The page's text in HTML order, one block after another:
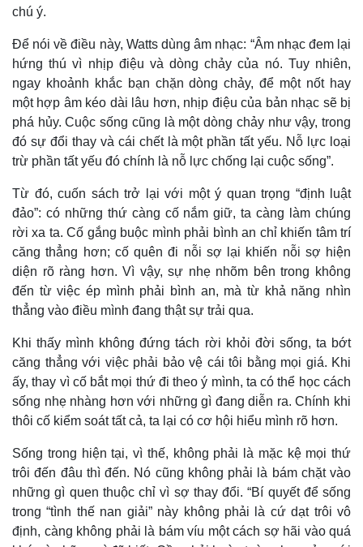
Kinh tế
Bất động sản
Khởi nghiệp
Thị trường
Giá vàng
Tiêu dùng
Tỷ giá
Giá cà phê
chú ý.
Để nói về điều này, Watts dùng âm nhạc: “Âm nhạc đem lại
hứng thú vì nhịp điệu và dòng chảy của nó. Tuy nhiên,
ngay khoảnh khắc bạn chặn dòng chảy, để một nốt hay
một hợp âm kéo dài lâu hơn, nhịp điệu của bản nhạc sẽ bị
phá hủy. Cuộc sống cũng là một dòng chảy như vậy, trong
đó sự đổi thay và cái chết là một phần tất yếu. Nỗ lực loại
trừ phần tất yếu đó chính là nỗ lực chống lại cuộc sống”.
Từ đó, cuốn sách trở lại với một ý quan trọng “định luật
đảo”: có những thứ càng cố nắm giữ, ta càng làm chúng
rời xa ta. Cố gắng buộc mình phải bình an chỉ khiến tâm trí
căng thẳng hơn; cố quên đi nỗi sợ lại khiến nỗi sợ hiện
diện rõ ràng hơn. Vì vậy, sự nhẹ nhõm bên trong không
đến từ việc ép mình phải bình an, mà từ khả năng nhìn
thẳng vào điều mình đang thật sự trải qua.
Khi thấy mình không đứng tách rời khỏi đời sống, ta bớt
căng thẳng với việc phải bảo vệ cái tôi bằng mọi giá. Khi
ấy, thay vì cố bắt mọi thứ đi theo ý mình, ta có thể học cách
sống nhẹ nhàng hơn với những gì đang diễn ra. Chính khi
thôi cố kiểm soát tất cả, ta lại có cơ hội hiểu mình rõ hơn.
Sống trong hiện tại, vì thế, không phải là mặc kệ mọi thứ
trôi đến đâu thì đến. Nó cũng không phải là bám chặt vào
những gì quen thuộc chỉ vì sợ thay đổi. “Bí quyết để sống
trong “tình thế nan giải” này không phải là cứ dạt trôi vô
định, càng không phải là bám víu một cách sợ hãi vào quá